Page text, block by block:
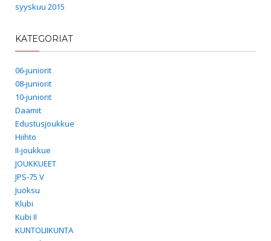
syyskuu 2015
KATEGORIAT
06-juniorit
08-juniorit
10-juniorit
Daamit
Edustusjoukkue
Hiihto
II-joukkue
JOUKKUEET
JPS-75 V
Juoksu
Klubi
Kubi II
KUNTOLIIKUNTA